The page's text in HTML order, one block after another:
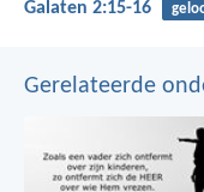
Galaten 2:15-16
Gerelateerde